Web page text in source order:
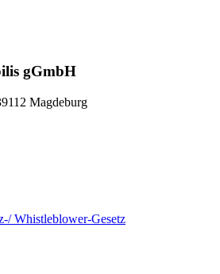
gGmbH
Magdeburg
Whistleblower-Gesetz